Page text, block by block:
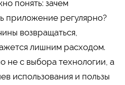
понять: зачем
приложение регулярно?
возвращаться,
лишним расходом.
не с выбора технологии, а
использования и пользы